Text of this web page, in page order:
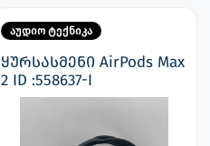
აუდიო ტექნიკა
ყურსასმენი AirPods Max
2 ID :558637-I